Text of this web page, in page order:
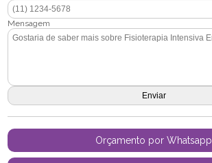
Mensagem
Orçamento por Whatsapp